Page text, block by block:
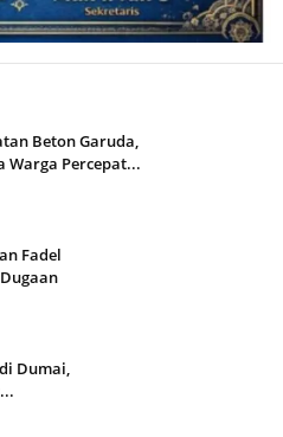
Beton Garuda,
Warga Percepat...
Fadel
Dumai,